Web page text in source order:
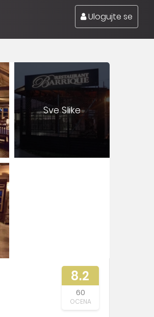
Ulogujte se
Sve Slike
8.2
60
OCENA